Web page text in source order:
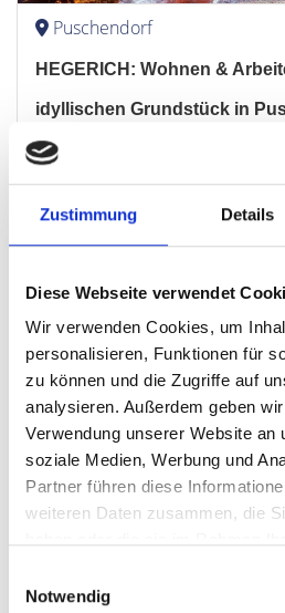
Zustimmung Details
Diese Webseite verwendet
Wir verwenden Cookies, um
personalisieren, Funktionen für
zu können und die Zugriffe auf
analysieren. Außerdem geben
Verwendung unserer Website an
soziale Medien, Werbung und
Partner führen diese
weiteren Daten zusammen, die
Notwendig
Puschendorf
HEGERICH: Wohnen &
idyllischen Grundstück in
Einfamilienhaus
WOHNFLÄCHE
ZIMMER
295.000,- €
Nürnberg
HEGERICH: Attraktive
Etagenwohnung